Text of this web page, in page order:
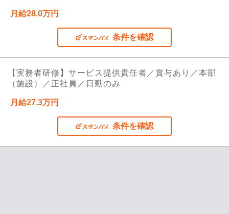
月給28.0万円
条件を確認
【実務者研修】サービス提供責任者／賞与あり／本部
（施設）／正社員／日勤のみ
月給27.3万円
条件を確認